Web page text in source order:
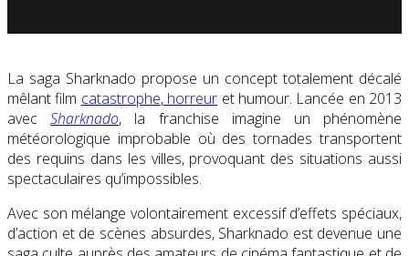
La saga Sharknado propose un concept totalement décalé
mêlant film catastrophe,horreur et humour. Lancée en 2013
avecSharknado, la franchise imagine un phénomène
météorologique improbable où des tornades transportent
des requins dans les villes, provoquant des situations aussi
spectaculaires qu’impossibles.
Avec son mélange volontairement excessif d’effets spéciaux,
d’action et de scènes absurdes, Sharknado est devenue une